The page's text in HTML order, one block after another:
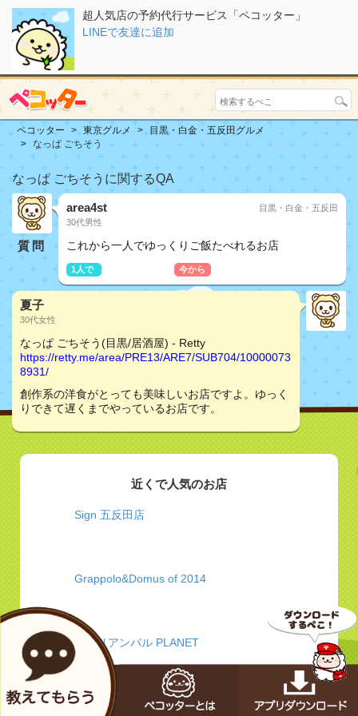
超人気店の予約代行サービス「ペコッター」
LINEで友達に追加
ペコッター 東京グルメ
目黒・白金・五反田グルメ
なっぱ ごちそう
なっぱ ごちそうに関するQA
質問
area4st
30代男性
目黒・白金・五反田
これから一人でゆっくりご飯たべれるお店
1人で 今から
夏子
30代女性
なっぱ ごちそう(目黒/居酒屋) - Retty
https://retty.me/area/PRE13/ARE7/SUB704/10000073
8931/
創作系の洋食がとっても美味しいお店ですよ。ゆっく
りできて遅くまでやっているお店です。
近くで人気のお店
Sign 五反田店
Grappolo&Domus of 2014
イタリアンバル PLANET
刀削麺 顧の店 五反田店 - 東京都 品川区 - 中華料理